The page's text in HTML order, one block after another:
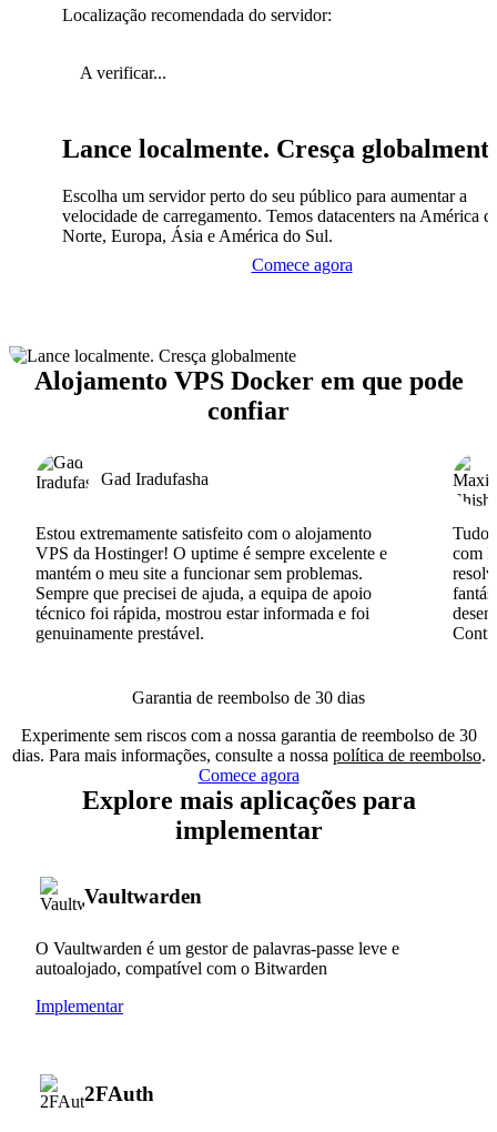
Localização recomendada do servidor:
A verificar...
Lance localmente. Cresça
Escolha um servidor perto do seu público para aumentar a
velocidade de carregamento. Temos datacenters na América
Norte, Europa, Ásia e América do Sul.
Comece agora
Alojamento VPS Docker em que pode
confiar
Gad Iradufasha
Estou extremamente satisfeito com o alojamento
VPS da Hostinger! O uptime é sempre excelente e
mantém o meu site a funcionar sem problemas.
Sempre que precisei de ajuda, a equipa de apoio
técnico foi rápida, mostrou estar informada e foi
genuinamente prestável.
Tudo
com
Garantia de reembolso de 30 dias
Experimente sem riscos com a nossa garantia de reembolso de 30
dias. Para mais informações, consulte a nossa política de reembolso.
Comece agora
Explore mais aplicações para
implementar
Vaultwarden
O Vaultwarden é um gestor de palavras-passe leve e
autoalojado, compatível com o Bitwarden
Implementar
2FAuth